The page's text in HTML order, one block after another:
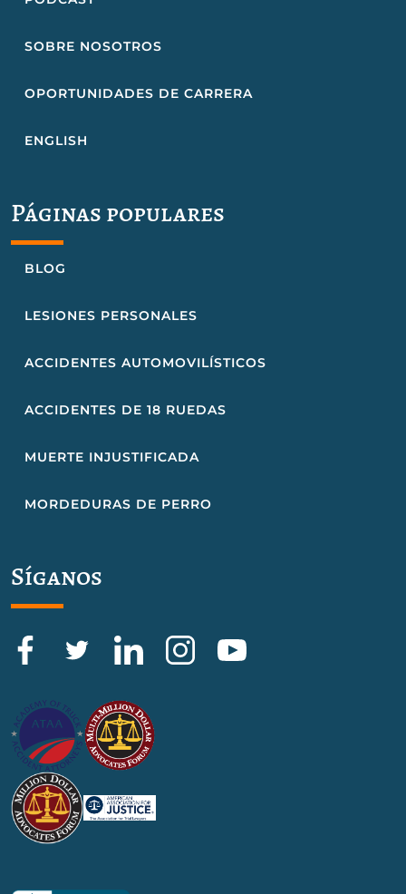
SOBRE NOSOTROS
OPORTUNIDADES DE CARRERA
ENGLISH
Páginas populares
BLOG
LESIONES PERSONALES
ACCIDENTES AUTOMOVILÍSTICOS
ACCIDENTES DE 18 RUEDAS
MUERTE INJUSTIFICADA
MORDEDURAS DE PERRO
Síganos